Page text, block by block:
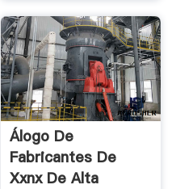
Álogo De
Fabricantes De
Xxnx De Alta